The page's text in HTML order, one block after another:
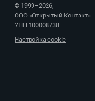
© 1999–2026,
ООО «Открытый Контакт»
УНП 100008738
Настройка cookie